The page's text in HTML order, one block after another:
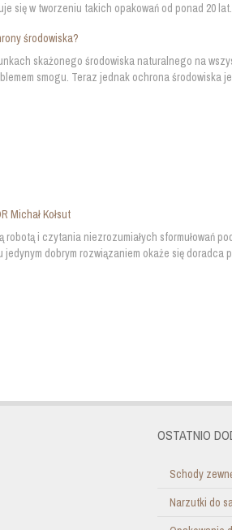
się w tworzeniu takich opakowań od ponad 20
środowiska?
skażonego środowiska naturalnego na
smogu. Teraz jednak ochrona środowiska
Michał Kołsut
robotą i czytania niezrozumiałych sformułowań
dobrym rozwiązaniem okaże się doradca
OSTATNIO
Schody
Narzutki do